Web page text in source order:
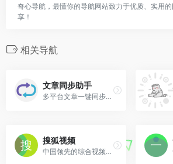
奇心导航，最懂你的导航网站致力于优质、实用
享！
相关导航
文章同步助手
多平台文章一键同步助手
搜狐视频
中国领先的综合视频网站,正版高清视频在线观看